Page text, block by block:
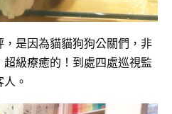
是因為貓貓狗狗公關們，非
級療癒的！到處四處巡視監
。